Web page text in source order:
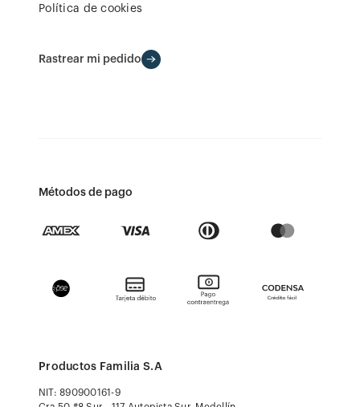
Política de cookies
Rastrear mi pedido
Métodos de pago
Productos Familia S.A
NIT: 890900161-9